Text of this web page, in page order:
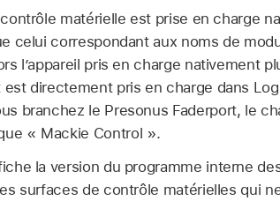
matérielle est prise en charge
celui correspondant aux noms de
l’appareil pris en charge nativement
est directement pris en charge dans
branchez le Presonus Faderport, le
« Mackie Control ».
la version du programme interne
surfaces de contrôle matérielles qui